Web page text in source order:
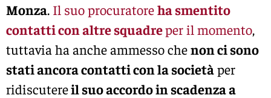
Monza. Il suo procuratoreha smentito
contatti con altre squadreper il momento,
tuttavia ha anche ammesso chenon ci sono
stati ancora contatti con la societàper
ridiscutereil suo accordo in scadenza a